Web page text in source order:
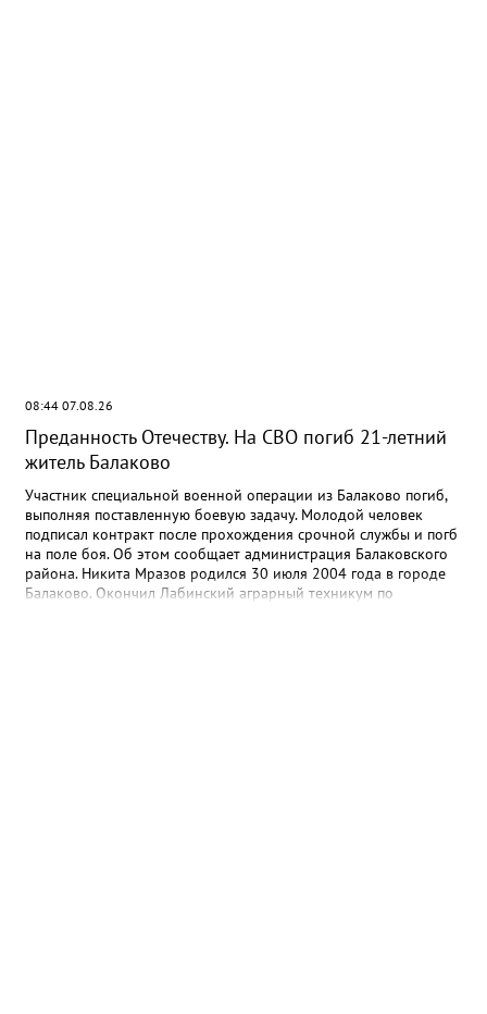
08:44 07.08.26
Преданность Отечеству. На СВО погиб 21-летний
житель Балаково
Участник специальной военной операции из Балаково погиб,
выполняя поставленную боевую задачу. Молодой человек
подписал контракт после прохождения срочной службы и погб
на поле боя. Об этом сообщает администрация Балаковского
района. Никита Мразов родился 30 июля 2004 года в городе
Балаково. Окончил Лабинский аграрный техникум по